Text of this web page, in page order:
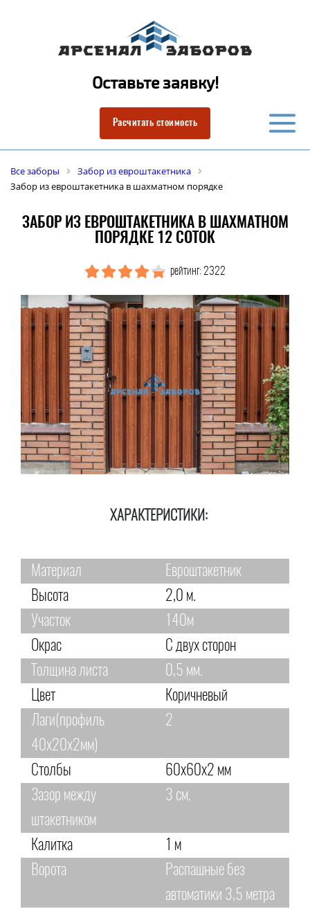
Оставьте заявку!
Расчитать стоимость
Все заборы
Забор из евроштакетника
Забор из евроштакетника в шахматном порядке
ЗАБОР ИЗ ЕВРОШТАКЕТНИКА В ШАХМАТНОМ
ПОРЯДКЕ 12 СОТОК
рейтинг: 2322
ХАРАКТЕРИСТИКИ:
Материал
Евроштакетник
Высота
2,0 м.
Участок
140м
Окрас
С двух сторон
Толщина листа
0,5 мм.
Цвет
Коричневый
Лаги(профиль
40х20х2мм)
2
Столбы
60х60х2 мм
Зазор между
штакетником
3 см.
Калитка
1 м
Ворота
Распашные без
автоматики 3,5 метра